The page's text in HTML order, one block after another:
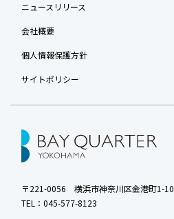
ニュースリリース
会社概要
個人情報保護方針
サイトポリシー
〒221-0056 横浜市神奈川区金港町1-10
TEL：045-577-8123